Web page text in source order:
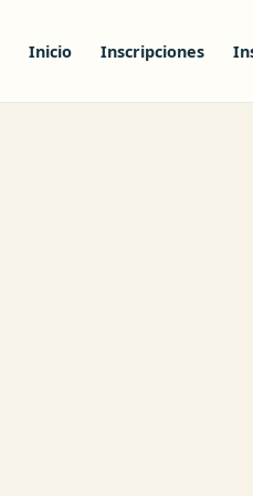
Inicio Inscripciones